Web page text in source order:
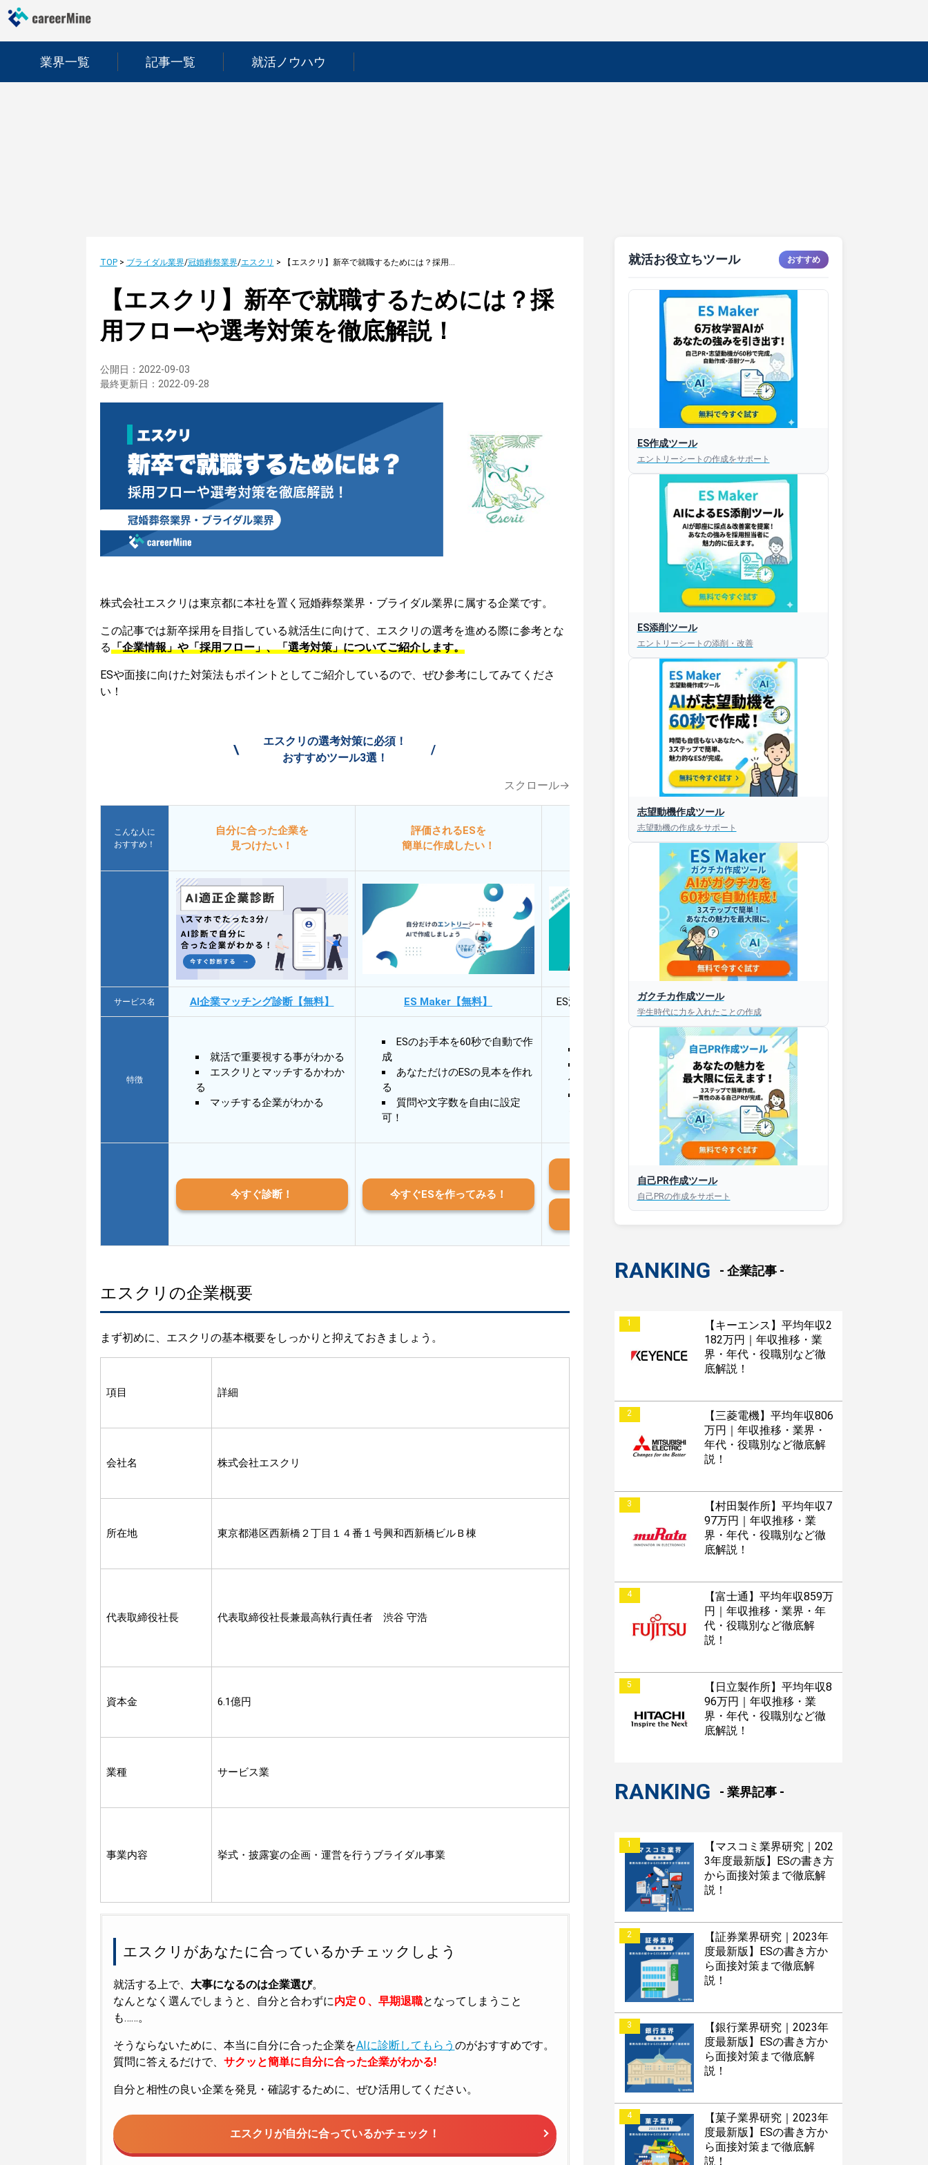
業界一覧 記事一覧 就活ノウハウ
TOP> ブライダル業界/冠婚葬祭業界/エスクリ > 【エスクリ】新卒で就職するためには？採用フローや選考対策を徹底解説！
【エスクリ】新卒で就職するためには？採
用フローや選考対策を徹底解説！
公開日： 2022-09-03
最終更新日： 2022-09-28
株式会社エスクリは東京都に本社を置く冠婚葬祭業界・ブライダル業界に属する企業です。
この記事では新卒採用を目指している就活生に向けて、エスクリの選考を進める際に参考とな
る「企業情報」や「採用フロー」、「選考対策」についてご紹介します。
ESや面接に向けた対策法もポイントとしてご紹介しているので、ぜひ参考にしてみてくださ
い！
\
エスクリの選考対策に必須！
おすすめツール3選！
/
スクロール→
こんな人に
おすすめ！
自分に合った企業を
見つけたい！
評価されるESを
簡単に作成したい！
今すぐESを
添削してほしい！
サービス名 AI企業マッチング診断【無料】 ES Maker【無料】 ES添削・面接対策アプリ【無料】
特徴
就活で重要視する事がわかる
エスクリとマッチするかわか
る
マッチする企業がわかる
ESのお手本を60秒で自動で作
成
あなただけのESの見本を作れ
る
質問や文字数を自由に設定
可！
30秒以内にあなたのESを添削
30秒以内にあなただけのESを
作成
AIと対話して面接練習ができ
今すぐ診断！ 今すぐESを作ってみる！
iOS版はこちら
Android版はこちら
エスクリの企業概要
まず初めに、エスクリの基本概要をしっかりと抑えておきましょう。
項目 詳細
会社名 株式会社エスクリ
所在地 東京都港区西新橋２丁目１４番１号興和西新橋ビルＢ棟
代表取締役社長 代表取締役社長兼最高執行責任者 渋谷 守浩
資本金 6.1億円
業種 サービス業
事業内容 挙式・披露宴の企画・運営を行うブライダル事業
エスクリがあなたに合っているかチェックしよう
就活する上で、 大事になるのは企業選び。
なんとなく選んでしまうと、自分と合わずに内定０、早期退職となってしまうこと
も……。
そうならないために、本当に自分に合った企業をAIに診断してもらう のがおすすめです。
質問に答えるだけで、 サクッと簡単に自分に合った企業がわかる!
自分と相性の良い企業を発見・確認するために、ぜひ活用してください。
エスクリが自分に合っているかチェック！
就活お役立ちツール おすすめ
ES作成ツール
エントリーシートの作成をサポート
ES添削ツール
エントリーシートの添削・改善
志望動機作成ツール
志望動機の作成をサポート
ガクチカ作成ツール
学生時代に力を入れたことの作成
自己PR作成ツール
自己PRの作成をサポート
RANKING - 企業記事 -
1
【キーエンス】平均年収2
182万円｜年収推移・業
界・年代・役職別など徹
底解説！
2
【三菱電機】平均年収806
万円｜年収推移・業界・
年代・役職別など徹底解
説！
3
【村田製作所】平均年収7
97万円｜年収推移・業
界・年代・役職別など徹
底解説！
4
【富士通】平均年収859万
円｜年収推移・業界・年
代・役職別など徹底解
説！
5
【日立製作所】平均年収8
96万円｜年収推移・業
界・年代・役職別など徹
底解説！
RANKING - 業界記事 -
1
【マスコミ業界研究｜202
3年度最新版】ESの書き方
から面接対策まで徹底解
説！
2
【証券業界研究｜2023年
度最新版】ESの書き方か
ら面接対策まで徹底解
説！
3
【銀行業界研究｜2023年
度最新版】ESの書き方か
ら面接対策まで徹底解
説！
4
【菓子業界研究｜2023年
度最新版】ESの書き方か
ら面接対策まで徹底解
説！